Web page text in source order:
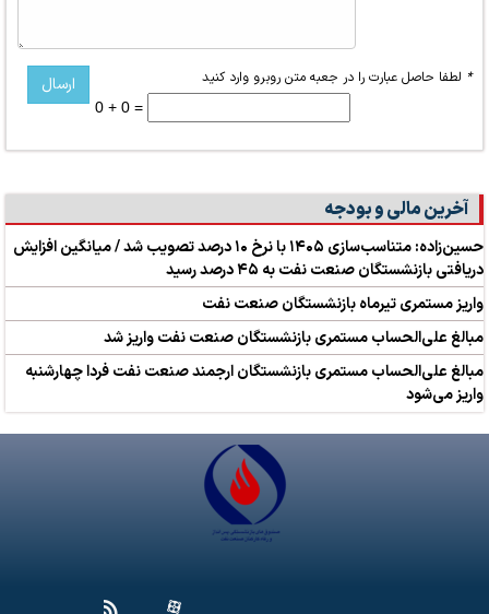
* لطفا حاصل عبارت را در جعبه متن روبرو وارد کنید
0 + 0 =
آخرین مالی و بودجه
حسین‌زاده: متناسب‌سازی ۱۴۰۵ با نرخ ۱۰ درصد تصویب شد / میانگین افزایش
دریافتی بازنشستگان صنعت نفت به ۴۵ درصد رسید
واریز مستمری تیرماه بازنشستگان صنعت نفت
مبالغ علی‌الحساب مستمری بازنشستگان صنعت نفت واریز شد
مبالغ علی‌الحساب مستمری بازنشستگان ارجمند صنعت نفت فردا چهارشنبه
واریز می‌شود